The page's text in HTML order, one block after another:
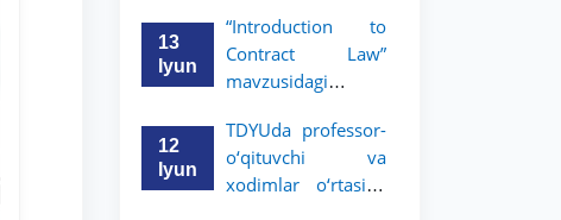
qilish bo‘yicha
arizalar qabuli
boshlandi
13
Iyun
“Introduction to
Contract Law”
mavzusidagi
Kristofer Sayks olib
boradi
12
Iyun
TDYUda professor-
o‘qituvchi va
xodimlar o‘rtasida